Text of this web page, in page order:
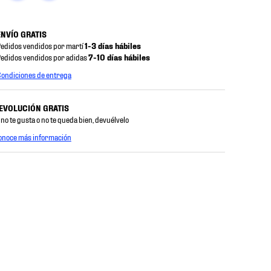
GRATIS
vendidos por martí1-3 días hábiles
vendidos por adidas7-10 días hábiles
de entrega
GRATIS
te gusta o no te queda bien, devuélvelo
más información